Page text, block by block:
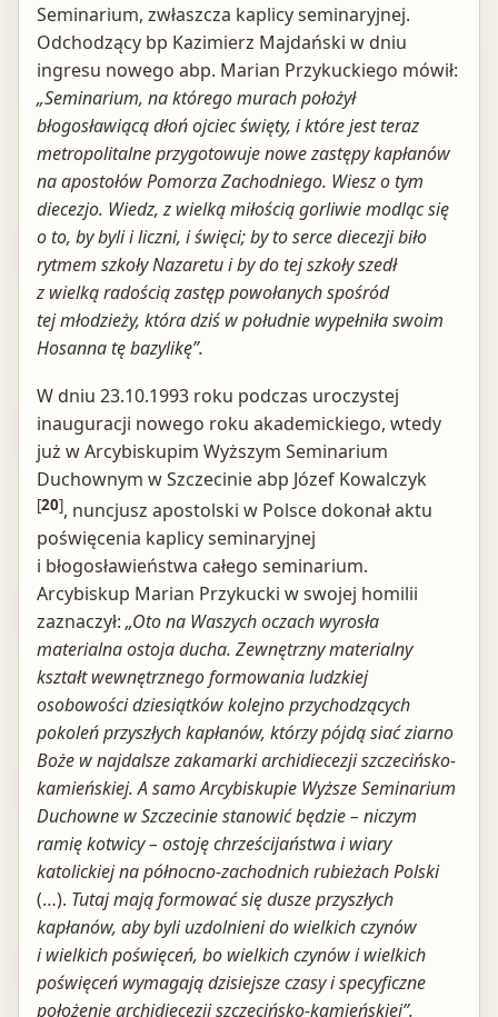
Seminarium, zwłaszcza kaplicy seminaryjnej.
Odchodzący bp Kazimierz Majdański w dniu
ingresu nowego abp. Marian Przykuckiego mówił:
„Seminarium, na którego murach położył
błogosławiącą dłoń ojciec święty, i które jest teraz
metropolitalne przygotowuje nowe zastępy kapłanów
na apostołów Pomorza Zachodniego. Wiesz o tym
diecezjo. Wiedz, z wielką miłością gorliwie modląc się
o to, by byli i liczni, i święci; by to serce diecezji biło
rytmem szkoły Nazaretu i by do tej szkoły szedł
z wielką radością zastęp powołanych spośród
tej młodzieży, która dziś w południe wypełniła swoim
Hosanna tę bazylikę”.
W dniu 23.10.1993 roku podczas uroczystej
inauguracji nowego roku akademickiego, wtedy
już w Arcybiskupim Wyższym Seminarium
Duchownym w Szczecinie abp Józef Kowalczyk
[20], nuncjusz apostolski w Polsce dokonał aktu
poświęcenia kaplicy seminaryjnej
i błogosławieństwa całego seminarium.
Arcybiskup Marian Przykucki w swojej homilii
zaznaczył: „Oto na Waszych oczach wyrosła
materialna ostoja ducha. Zewnętrzny materialny
kształt wewnętrznego formowania ludzkiej
osobowości dziesiątków kolejno przychodzących
pokoleń przyszłych kapłanów, którzy pójdą siać ziarno
Boże w najdalsze zakamarki archidiecezji szczecińsko-
kamieńskiej. A samo Arcybiskupie Wyższe Seminarium
Duchowne w Szczecinie stanowić będzie – niczym
ramię kotwicy – ostoję chrześcijaństwa i wiary
katolickiej na północno-zachodnich rubieżach Polski
(…). Tutaj mają formować się dusze przyszłych
kapłanów, aby byli uzdolnieni do wielkich czynów
i wielkich poświęceń, bo wielkich czynów i wielkich
poświęceń wymagają dzisiejsze czasy i specyficzne
położenie archidiecezji szczecińsko-kamieńskiej”.